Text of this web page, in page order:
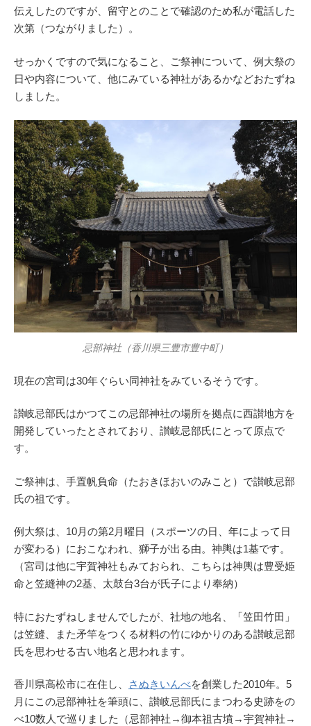
伝えしたのですが、留守とのことで確認のため私が電話した
次第（つながりました）。
せっかくですので気になること、ご祭神について、例大祭の
日や内容について、他にみている神社があるかなどおたずね
しました。
忌部神社（香川県三豊市豊中町）
現在の宮司は30年ぐらい同神社をみているそうです。
讃岐忌部氏はかつてこの忌部神社の場所を拠点に西讃地方を
開発していったとされており、讃岐忌部氏にとって原点で
す。
ご祭神は、手置帆負命（たおきほおいのみこと）で讃岐忌部
氏の祖です。
例大祭は、10月の第2月曜日（スポーツの日、年によって日
が変わる）におこなわれ、獅子が出る由。神輿は1基です。
（宮司は他に宇賀神社もみておられ、こちらは神輿は豊受姫
命と笠縫神の2基、太鼓台3台が氏子により奉納）
特におたずねしませんでしたが、社地の地名、「笠田竹田」
は笠縫、また矛竿をつくる材料の竹にゆかりのある讃岐忌部
氏を思わせる古い地名と思われます。
香川県高松市に在住し、 さぬきいんべを創業した2010年。5
月にこの忌部神社を筆頭に、讃岐忌部氏にまつわる史跡をの
べ10数人で巡りました（忌部神社→御本祖古墳→宇賀神社→